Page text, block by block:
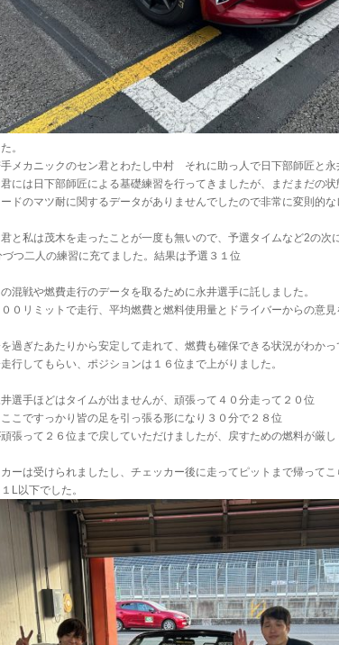
。
メカニックのセン君とわたし中村 それに助っ人で日下部師匠と永
には日下部師匠による基礎練習を行ってきましたが、まだまだの状
ドのマツ耐に関するデータがありませんでしたので非常に変則的な
と私は茂木を走ったことが一度も無いので、予選タイムなど2の次
つ二人の練習に充てました。結果は予選３１位
混戦や燃費走行のデータを取るために永井選手に託しました。
０リミットで走行、平均燃費と燃料使用量とドライバーからの意
過ぎたあたりから安定して走れて、燃費も確保できる状況がわかっ
行してもらい、ポジションは１６位まで上がりました。
選手ほどはタイムが出ませんが、頑張って４０分走って２０位
こですっかり皆の足を引っ張る形になり３０分で２８位
張って２６位まで戻していただけましたが、戻すための燃料が厳し
ーは受けられましたし、チェッカー後に走ってピットまで帰ってこ
L以下でした。